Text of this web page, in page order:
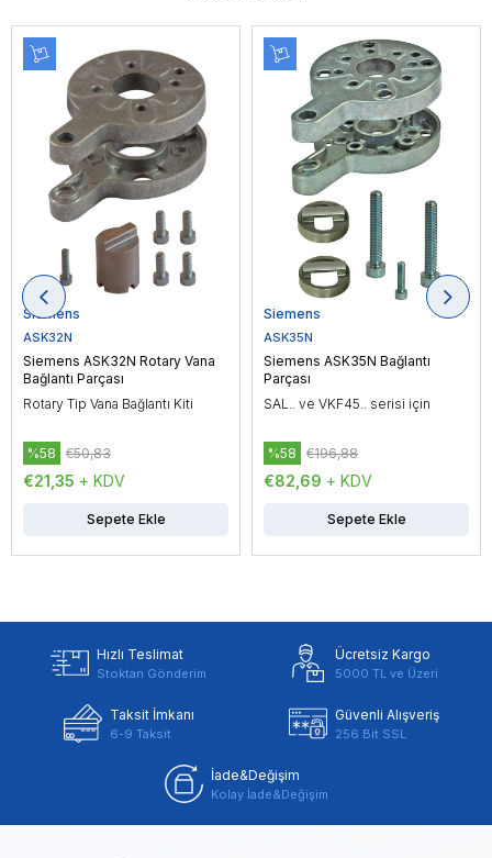
Siemens
ASK32N
Siemens ASK32N Rotary Vana
Bağlantı Parçası
Rotary Tip Vana Bağlantı Kiti
€21,35 + KDV
%58 €50,83
Sepete Ekle
Siemens
ASK35N
Siemens ASK35N Bağlantı
Parçası
SAL.. ve VKF45.. serisi için
€82,69 + KDV
%58 €196,88
Sepete Ekle
Hızlı Teslimat
Stoktan Gönderim
Ücretsiz Kargo
5000 TL ve Üzeri
Taksit İmkanı
6-9 Taksit
Güvenli Alışveriş
256 Bit SSL
İade&Değişim
Kolay İade&Değişim